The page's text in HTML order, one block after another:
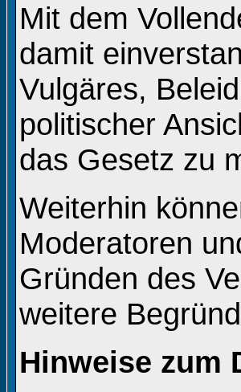
Mit dem
damit
Vulgäres,
politischer
das Gesetz zu
Weiterhin
Moderatoren
Gründen des
weitere
Hinweise zum